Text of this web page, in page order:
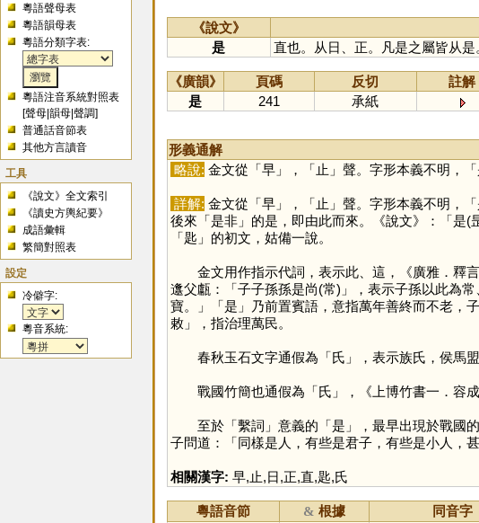
粵語聲母表
粵語韻母表
粵語分類字表:
粵語注音系統對照表
[聲母 |韻母 |聲調]
普通話音節表
其他方言讀音
工具
《說文》全文索引
《讀史方輿紀要》
成語彙輯
繁簡對照表
設定
冷僻字:
粵音系統:
《說文》
是
直也。从日、正。凡是之屬皆从是
《廣韻》 頁碼 反切
註解
是
241 承紙
形義通解
略說: 金文從「早」，「止 」聲。字形本義不明，「
詳解: 金文從「早」，「止 」聲。字形本義不明，「
後來「是非」的是，即由此而來。《說文》：「是(
「匙 」的初文，姑備一說。
金文用作指示代詞，表示此、這，《廣雅．釋言
邍父甗：「子子孫孫是尚(常)」，表示子孫以此為
寶。」「是 」乃前置賓語，意指萬年善終而不老，
敕」，指治理萬民。
春秋玉石文字通假為「氏 」，表示族氏，侯馬
戰國竹簡也通假為「氏 」，《上博竹書一．容
至於「繫詞」意義的「是 」，最早出現於戰國
子問道：「同樣是人，有些是君子，有些是小人，
相關漢字: 早,止,日,正,直,匙,氏
粵語音節 & 根據 同音字